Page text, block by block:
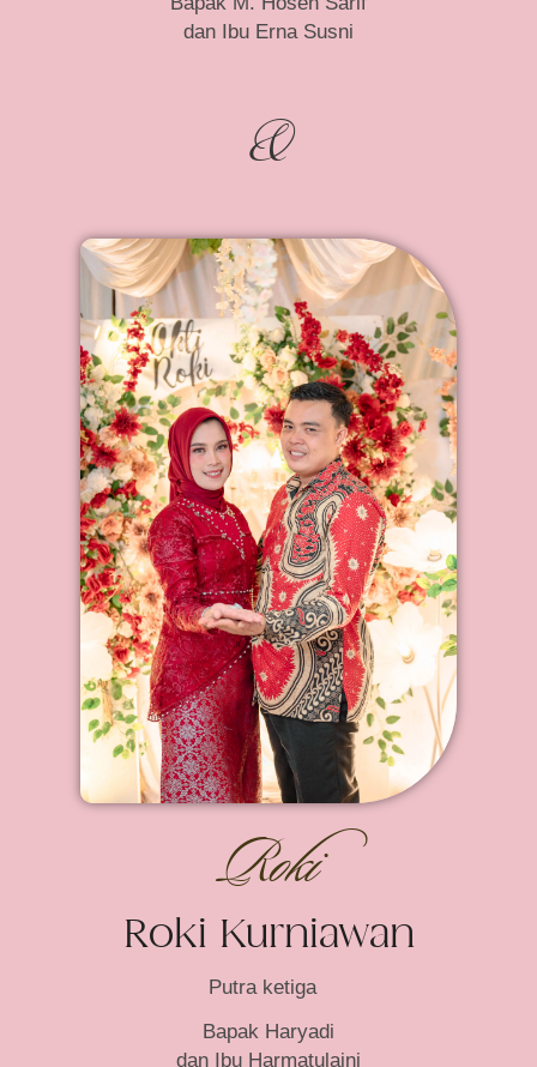
dan Ibu Erna Susni
&
Roki
Roki Kurniawan
Putra ketiga
Bapak Haryadi
dan Ibu Harmatulaini